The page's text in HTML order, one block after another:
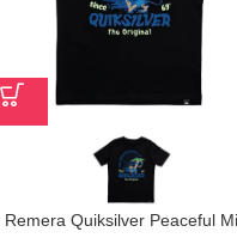
Remera Quiksilver Peaceful